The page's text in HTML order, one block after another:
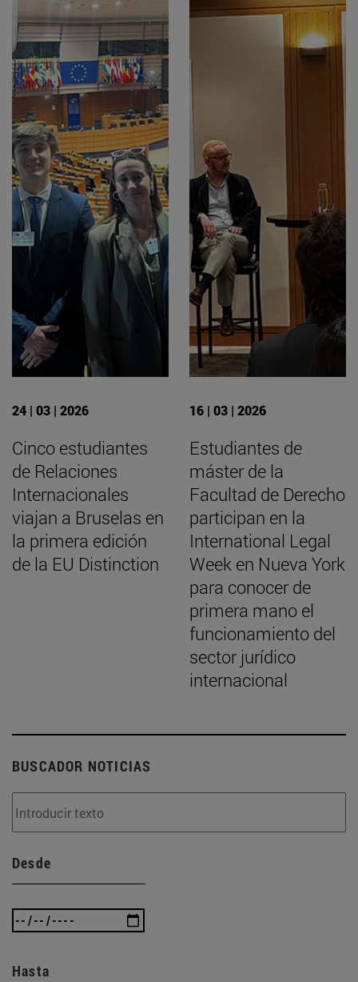
24 | 03 | 2026
Cinco estudiantes
de Relaciones
Internacionales
viajan a Bruselas en
la primera edición
de la EU Distinction
16 | 03 | 2026
Estudiantes de
máster de la
Facultad de Derecho
participan en la
International Legal
Week en Nueva York
para conocer de
primera mano el
funcionamiento del
sector jurídico
internacional
BUSCADOR NOTICIAS
Desde
Hasta